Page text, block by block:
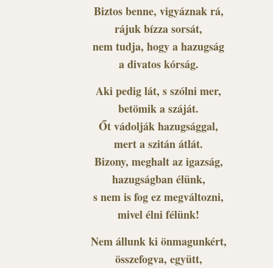
Biztos benne, vigyáznak rá,
rájuk bízza sorsát,
nem tudja, hogy a hazugság
a divatos kórság.
Aki pedig lát, s szólni mer,
betömik a száját.
Őt vádolják hazugsággal,
mert a szitán átlát.
Bizony, meghalt az igazság,
hazugságban élünk,
s nem is fog ez megváltozni,
mivel élni félünk!
Nem állunk ki önmagunkért,
összefogva, együtt,